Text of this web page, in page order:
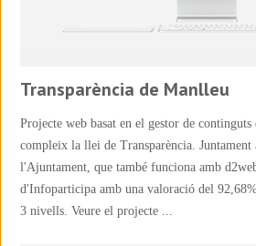
Transparència de Manlleu
Projecte web basat en el gestor de
compleix la llei de Transparència. Juntament
l'Ajuntament, que també funciona amb
d'Infoparticipa amb una valoració del
3 nivells. Veure el projecte ...